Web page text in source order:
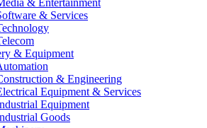
& Entertainment
& Services
& Equipment
& Engineering
Equipment & Services
Equipment
Goods